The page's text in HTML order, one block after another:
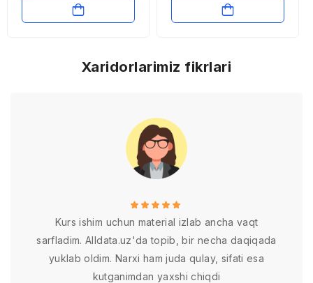
Xaridorlarimiz fikrlari
Kurs ishim uchun material izlab ancha vaqt
sarfladim. Alldata.uz'da topib, bir necha daqiqada
yuklab oldim. Narxi ham juda qulay, sifati esa
kutganimdan yaxshi chiqdi